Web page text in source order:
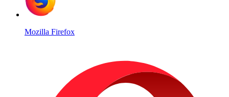
Mozilla Firefox